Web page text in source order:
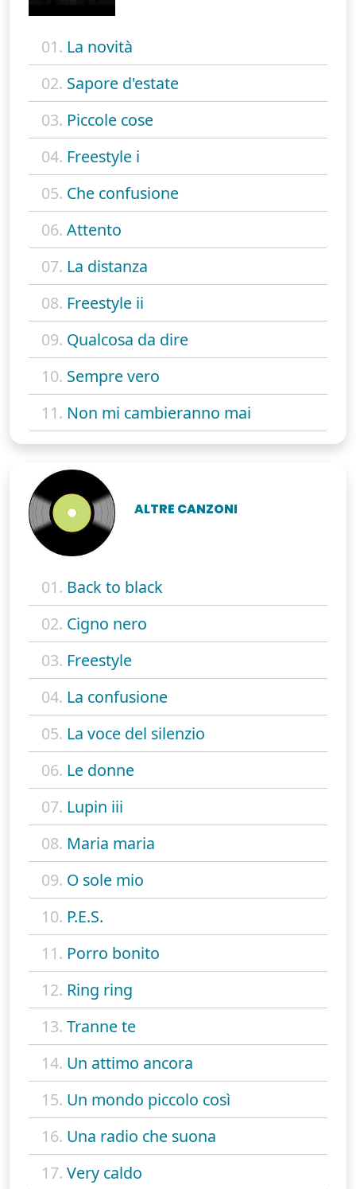
01. La novità
02. Sapore d'estate
03. Piccole cose
04. Freestyle i
05. Che confusione
06. Attento
07. La distanza
08. Freestyle ii
09. Qualcosa da dire
10. Sempre vero
11. Non mi cambieranno mai
ALTRE CANZONI
01. Back to black
02. Cigno nero
03. Freestyle
04. La confusione
05. La voce del silenzio
06. Le donne
07. Lupin iii
08. Maria maria
09. O sole mio
10. P.E.S.
11. Porro bonito
12. Ring ring
13. Tranne te
14. Un attimo ancora
15. Un mondo piccolo così
16. Una radio che suona
17. Very caldo